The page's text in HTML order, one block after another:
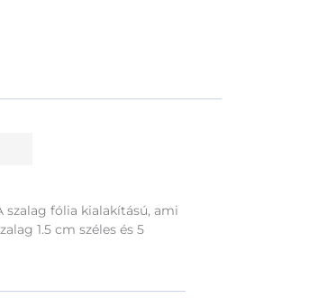
szalag fólia kialakítású, ami
1.5 cm széles és 5